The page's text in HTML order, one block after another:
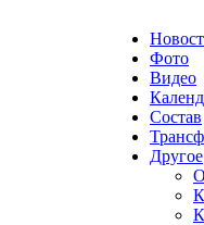
Фото
Видео
Состав
Другое